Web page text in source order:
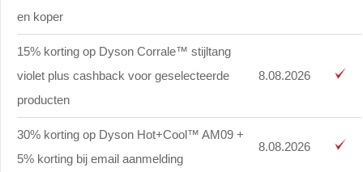
en koper
15% korting op Dyson Corrale™ stijltang
violet plus cashback voor geselecteerde
producten
8.08.2026
30% korting op Dyson Hot+Cool™ AM09 +
5% korting bij email aanmelding
8.08.2026